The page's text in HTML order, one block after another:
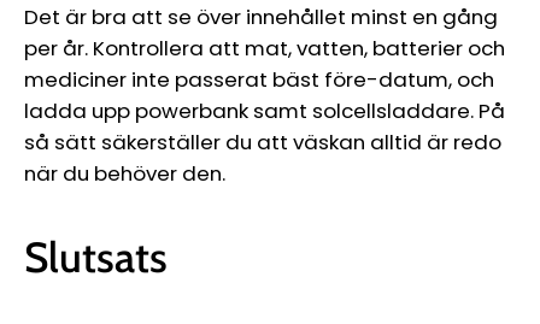
Det är bra att se över innehållet minst en gång
per år. Kontrollera att mat, vatten, batterier och
mediciner inte passerat bäst före-datum, och
ladda upp powerbank samt solcellsladdare. På
så sätt säkerställer du att väskan alltid är redo
när du behöver den.
Slutsats